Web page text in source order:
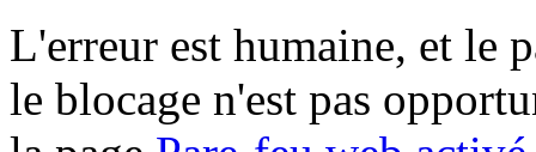
L'erreur est humaine, et le
le blocage n'est pas